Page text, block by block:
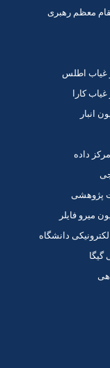
معظم رهبری
غیاب اطلس
کارا
انبار
داده
پژوهشی
میرو فایلر
دانشگاه
گیگا